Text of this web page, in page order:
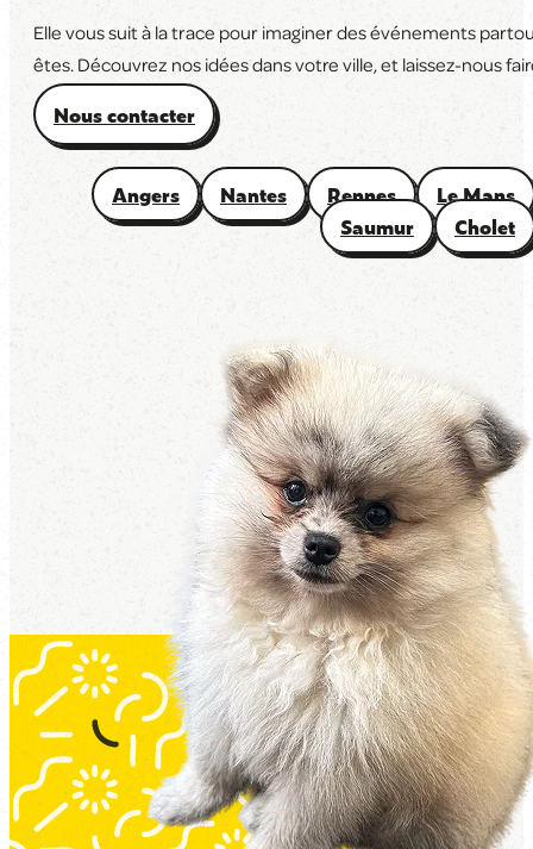
Elle vous suit à la trace pour imaginer des événements
êtes. Découvrez nos idées dans votre ville, et laissez-nous
Nous contacter
Angers Nantes Rennes
Le Mans
Saumur
Cholet